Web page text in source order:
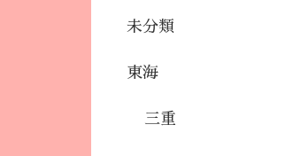
未分類
東海
三重